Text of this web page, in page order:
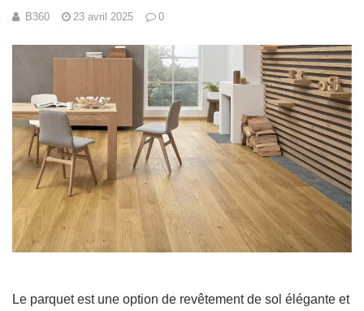
B360 23 avril 2025 0
Le parquet est une option de revêtement de sol élégante et